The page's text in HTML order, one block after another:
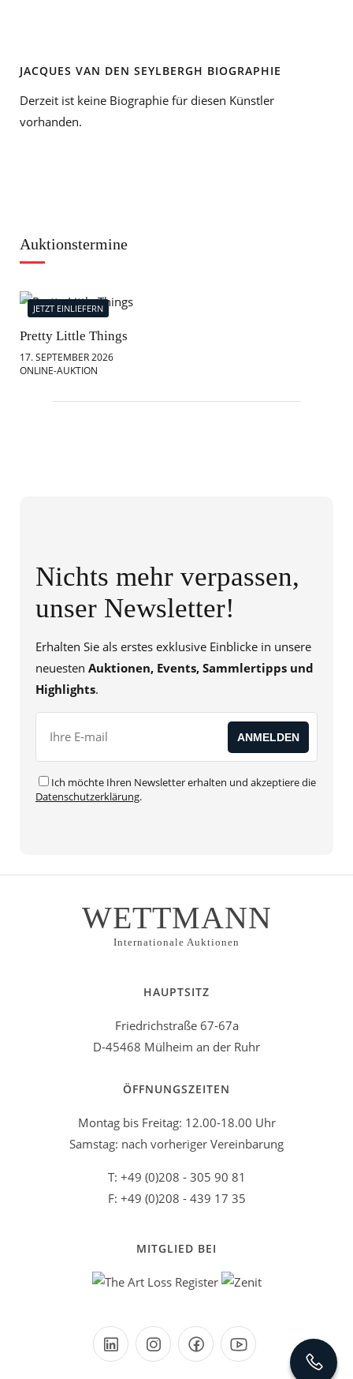
JACQUES VAN DEN SEYLBERGH BIOGRAPHIE
Derzeit ist keine Biographie für diesen Künstler
vorhanden.
Auktionstermine
JETZT EINLIEFERN
Pretty Little Things
17. SEPTEMBER 2026
ONLINE-AUKTION
Nichts mehr verpassen,
unser Newsletter!
Erhalten Sie als erstes exklusive Einblicke in unsere
neuesten Auktionen, Events, Sammlertipps und
Highlights.
Ich möchte Ihren Newsletter erhalten und akzeptiere die
Datenschutzerklärung.
WETTMANN
Internationale Auktionen
HAUPTSITZ
Friedrichstraße 67-67a
D-45468 Mülheim an der Ruhr
ÖFFNUNGSZEITEN
Montag bis Freitag: 12.00-18.00 Uhr
Samstag: nach vorheriger Vereinbarung
T: +49 (0)208 - 305 90 81
F: +49 (0)208 - 439 17 35
MITGLIED BEI